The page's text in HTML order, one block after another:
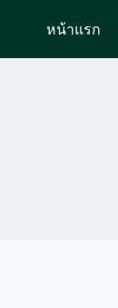
หน้าแรก